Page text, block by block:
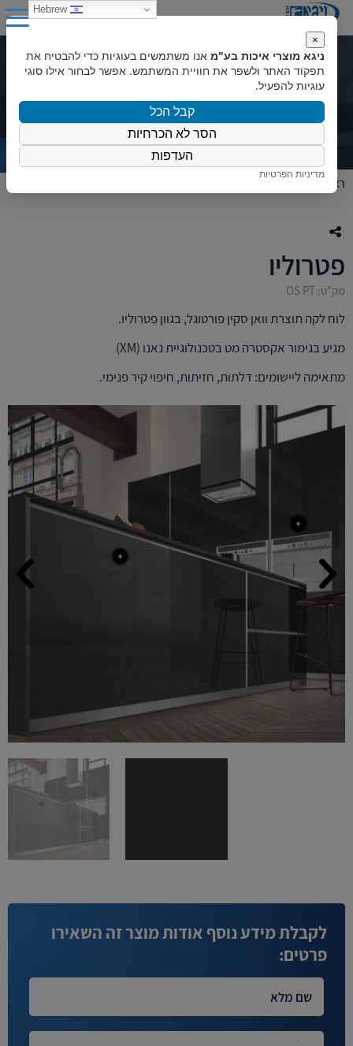
פטרוליו
ראשי
לקבלת מידע נוסף אודות מוצר זה השאירו
פרטים:
פטרוליו
מק"ט: OS PT
לוח לקה תוצרת וואן סקין פורטוגל, בגוון פטרוליו.
מגיע בגימור אקסטרה מט בטכנולוגיית נאנו (XM)
מתאימה ליישומים: דלתות, חזיתות, חיפוי קיר פנימי.
×
ניגא מוצרי איכות בע"מ אנו משתמשים בעוגיות כדי להבטיח את
תפקוד האתר ולשפר את חוויית המשתמש. אפשר לבחור אילו סוגי
עוגיות להפעיל.
קבל הכל
הסר לא הכרחיות
העדפות
מדיניות הפרטיות
Hebrew